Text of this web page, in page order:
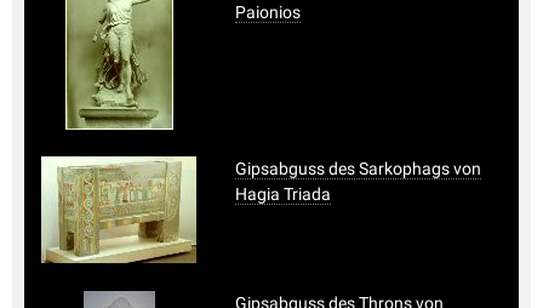
Paionios
Gipsabguss des Sarkophags von
Hagia Triada
Gipsabguss des Throns von